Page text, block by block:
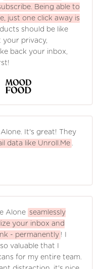
Being able to
just one click away is
should be like
your privacy,
back your inbox,
Alone. It's great! They
data like Unroll.Me .
Alone seamlessly
your inbox and
- permanently ! I
valuable that I
for my entire team.